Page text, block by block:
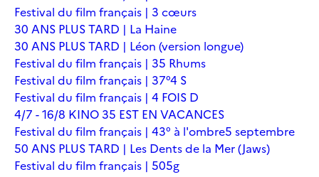
Festival du film français | 3 cœurs
30 ANS PLUS TARD | La Haine
30 ANS PLUS TARD | Léon (version longue)
Festival du film français | 35 Rhums
Festival du film français | 37°4 S
Festival du film français | 4 FOIS D
4/7 - 16/8 KINO 35 EST EN VACANCES
Festival du film français | 43° à l'ombre5 septembre
50 ANS PLUS TARD | Les Dents de la Mer (Jaws)
Festival du film français | 505g